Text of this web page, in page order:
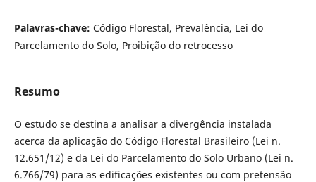
Palavras-chave: Código Florestal, Prevalência, Lei do
Parcelamento do Solo, Proibição do retrocesso
Resumo
O estudo se destina a analisar a divergência instalada
acerca da aplicação do Código Florestal Brasileiro (Lei n.
12.651/12) e da Lei do Parcelamento do Solo Urbano (Lei n.
6.766/79) para as edificações existentes ou com pretensão